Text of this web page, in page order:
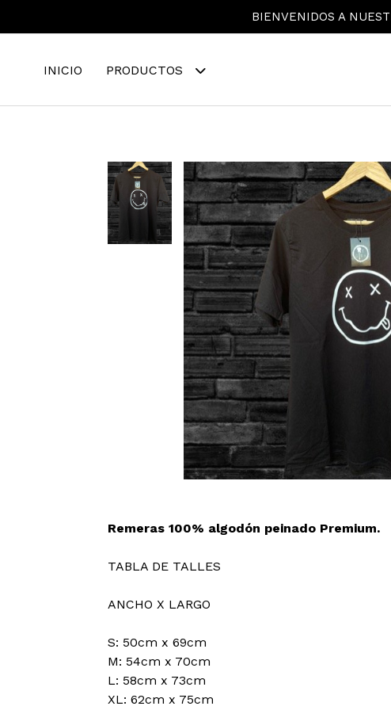
BIENVENIDOS A
INICIO PRODUCTOS
Remeras 100% algodón peinado Premium.
TABLA DE TALLES
ANCHO X LARGO
S: 50cm x 69cm
M: 54cm x 70cm
L: 58cm x 73cm
XL: 62cm x 75cm